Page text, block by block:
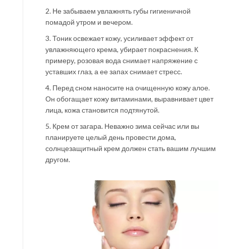
2. Не забываем увлажнять губы гигиеничной
помадой утром и вечером.
3. Тоник освежает кожу, усиливает эффект от
увлажняющего крема, убирает покраснения. К
примеру, розовая вода снимает напряжение с
уставших глаз, а ее запах снимает стресс.
4. Перед сном наносите на очищенную кожу алое.
Он обогащает кожу витаминами, выравнивает цвет
лица, кожа становится подтянутой.
5. Крем от загара. Неважно зима сейчас или вы
планируете целый день провести дома,
солнцезащитный крем должен стать вашим лучшим
другом.